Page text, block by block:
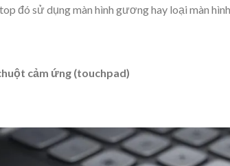
đó sử dụng màn hình gương hay loại màn
cảm ứng (touchpad)